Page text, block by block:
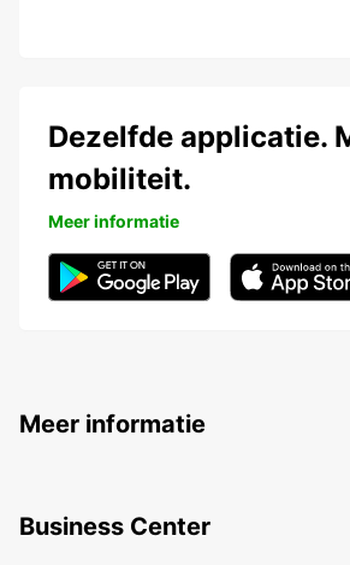
Dezelfde applicatie.
mobiliteit.
Meer informatie
Meer informatie
Business Center